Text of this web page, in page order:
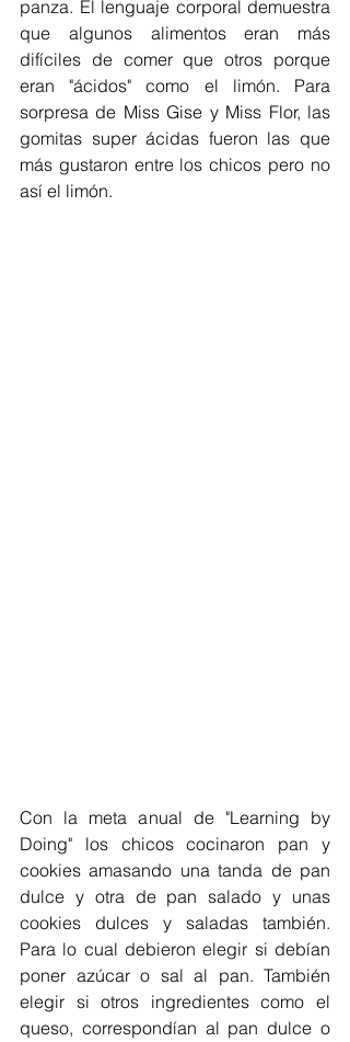
panza. El lenguaje corporal demuestra
que algunos alimentos eran más
difíciles de comer que otros porque
eran "ácidos" como el limón. Para
sorpresa de Miss Gise y Miss Flor, las
gomitas super ácidas fueron las que
más gustaron entre los chicos pero no
así el limón.
Con la meta anual de "Learning by
Doing" los chicos cocinaron pan y
cookies amasando una tanda de pan
dulce y otra de pan salado y unas
cookies dulces y saladas también.
Para lo cual debieron elegir si debían
poner azúcar o sal al pan. También
elegir si otros ingredientes como el
queso, correspondían al pan dulce o